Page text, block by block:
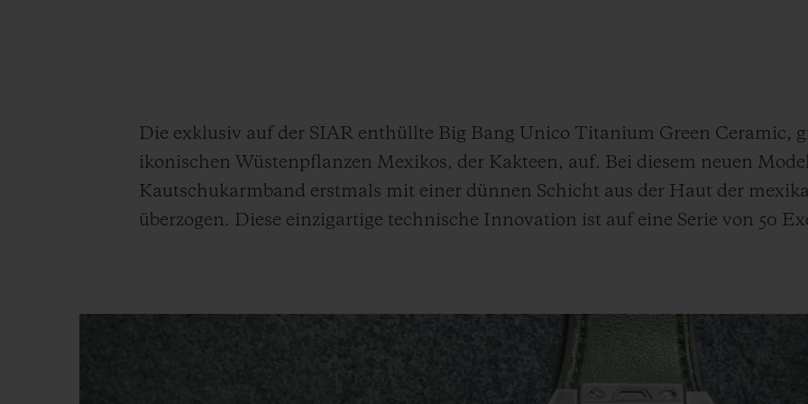
Die exklusiv auf der SIAR enthüllte Big Bang Unico Titanium Green Ceramic,
ikonischen Wüstenpflanzen Mexikos, der Kakteen, auf. Bei diesem neuen
Kautschukarmband erstmals mit einer dünnen Schicht aus der Haut der
überzogen. Diese einzigartige technische Innovation ist auf eine Serie von 50
5+5-GARANTIE
HUBLOTISTA UND
GARANTIEVERLÄNGERUNG
VORAUSSICHTLICHE
LIEFERZEIT
KOSTENLOSE
&